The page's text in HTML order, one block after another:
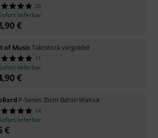
20
lieferbar
€
of MusicTaktstock vergoldet
11
lieferbar
€
P-Series 35cm Baton Walnut
14
lieferbar
€